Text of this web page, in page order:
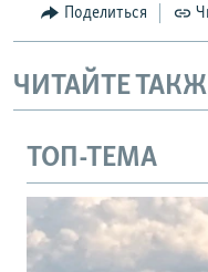
Поделиться
ЧИТАЙТЕ
ТОП-ТЕМА